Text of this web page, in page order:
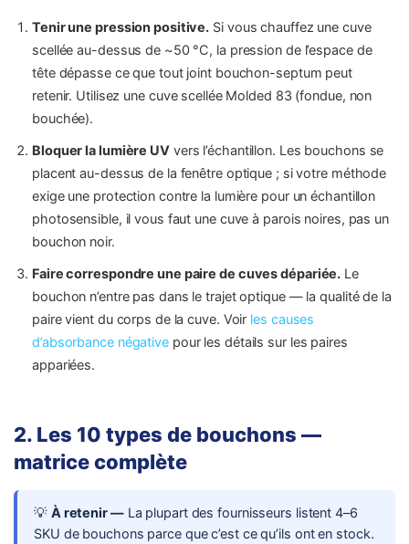
Tenir une pression positive. Si vous chauffez une cuve
scellée au-dessus de ~50 °C, la pression de l’espace de
tête dépasse ce que tout joint bouchon-septum peut
retenir. Utilisez une cuve scellée Molded 83 (fondue, non
bouchée).
Bloquer la lumière UVvers l’échantillon. Les bouchons se
placent au-dessus de la fenêtre optique ; si votre méthode
exige une protection contre la lumière pour un échantillon
photosensible, il vous faut une cuve à parois noires, pas un
bouchon noir.
Faire correspondre une paire de cuves dépariée. Le
bouchon n’entre pas dans le trajet optique — la qualité de la
paire vient du corps de la cuve. Voir les causes
d’absorbance négativepour les détails sur les paires
appariées.
2. Les 10 types de bouchons —
matrice complète
💡 À retenir —La plupart des fournisseurs listent 4–6
SKU de bouchons parce que c’est ce qu’ils ont en stock.